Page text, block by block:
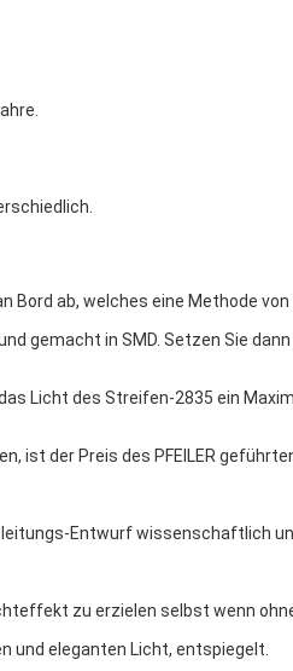
Bord ab, welches eine Methode
gemacht in SMD. Setzen Sie
Licht des Streifen-2835 ein
ist der Preis des PFEILER
Entwurf wissenschaftlich
zu erzielen selbst wenn
und eleganten Licht, entspiegelt.